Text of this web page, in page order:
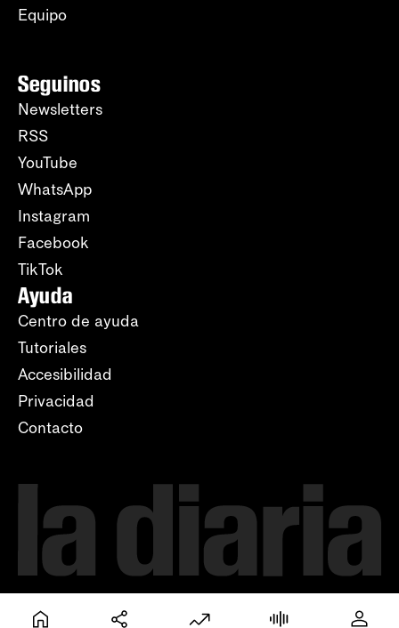
Equipo
Seguinos
Newsletters
RSS
YouTube
WhatsApp
Instagram
Facebook
TikTok
Ayuda
Centro de ayuda
Tutoriales
Accesibilidad
Privacidad
Contacto